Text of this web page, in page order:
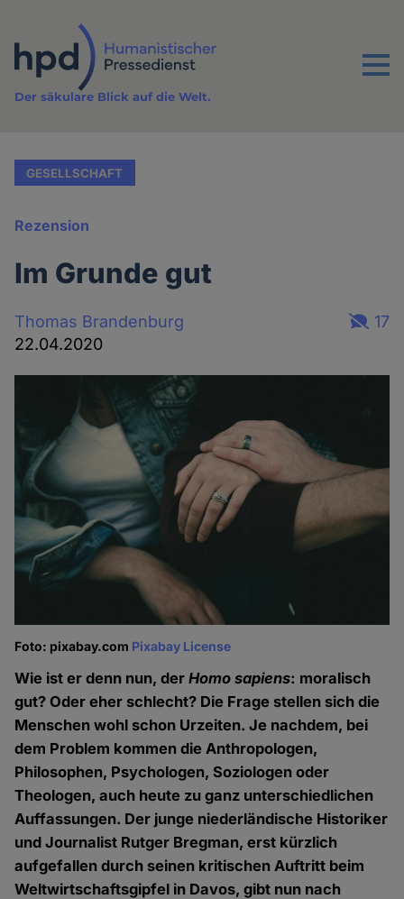
Inhalt
Menu
Der säkulare Blick auf die Welt.
GESELLSCHAFT
Rezension
Im Grunde gut
Thomas Brandenburg
22.04.2020
17
Foto: pixabay.com Pixabay License
Wie ist er denn nun, derHomo sapiens: moralisch
gut? Oder eher schlecht? Die Frage stellen sich die
Menschen wohl schon Urzeiten. Je nachdem, bei
dem Problem kommen die Anthropologen,
Philosophen, Psychologen, Soziologen oder
Theologen, auch heute zu ganz unterschiedlichen
Auffassungen. Der junge niederländische Historiker
und Journalist Rutger Bregman, erst kürzlich
aufgefallen durch seinen kritischen Auftritt beim
Weltwirtschaftsgipfel in Davos, gibt nun nach